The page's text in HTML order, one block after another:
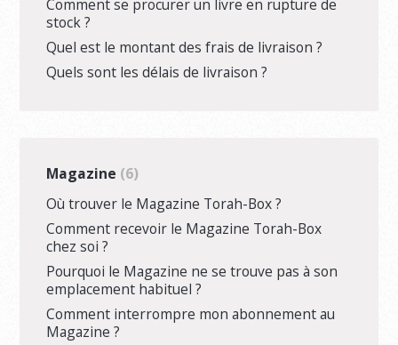
Comment se procurer un livre en rupture de
stock ?
Quel est le montant des frais de livraison ?
Quels sont les délais de livraison ?
Magazine 6
Où trouver le Magazine Torah-Box ?
Comment recevoir le Magazine Torah-Box
chez soi ?
Pourquoi le Magazine ne se trouve pas à son
emplacement habituel ?
Comment interrompre mon abonnement au
Magazine ?